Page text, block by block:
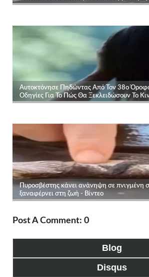
Post A Comment: 0
Blog
Disqus